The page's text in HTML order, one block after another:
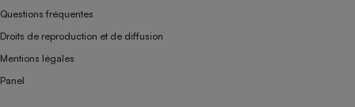
Questions fréquentes
Droits de reproduction et de diffusion
Mentions légales
Panel